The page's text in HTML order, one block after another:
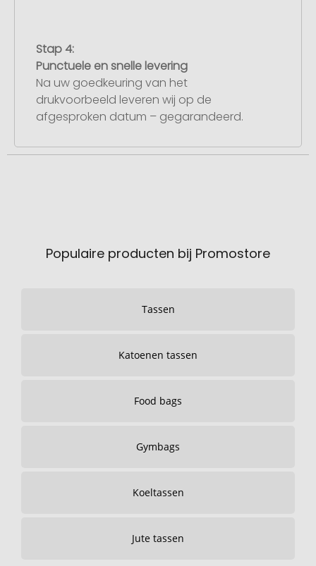
Stap 4:
Punctuele en snelle levering
Na uw goedkeuring van het
drukvoorbeeld leveren wij op de
afgesproken datum – gegarandeerd.
Populaire producten bij Promostore
Tassen
Katoenen tassen
Food bags
Gymbags
Koeltassen
Jute tassen